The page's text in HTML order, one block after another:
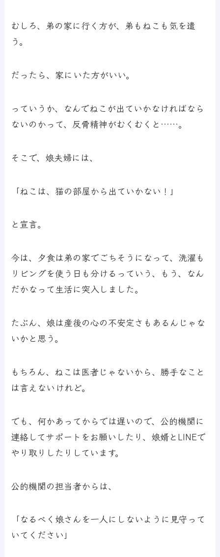
むしろ、弟の家に行く方が、弟もねこも気を遣
う。
だったら、家にいた方がいい。
っていうか、なんでねこが出ていかなければなら
ないのかって、反骨精神がむくむくと……。
そこで、娘夫婦には、
「ねこは、猫の部屋から出ていかない！」
と宣言。
今は、夕食は弟の家でごちそうになって、洗濯も
リビングを使う日も分けるっていう、もう、なん
だかなって生活に突入しました。
たぶん、娘は産後の心の不安定さもあるんじゃな
いかと思う。
もちろん、ねこは医者じゃないから、勝手なこと
は言えないけれど。
でも、何かあってからでは遅いので、公的機関に
連絡してサポートをお願いしたり、娘婿とLINEで
やり取りしたりしています。
公的機関の担当者からは、
「なるべく娘さんを一人にしないように見守って
いてください」